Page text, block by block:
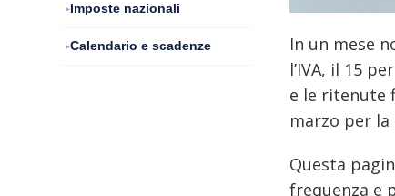
In un mese
l’IVA, il 15
e le ritenute
marzo per la
Questa
frequenza e
Imposte nazionali
Calendario e scadenze